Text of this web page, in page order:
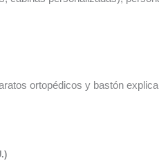
ortopédicos y bastón